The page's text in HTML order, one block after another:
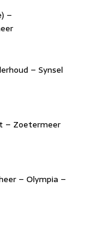
–
– Synsel
– Zoetermeer
– Olympia –